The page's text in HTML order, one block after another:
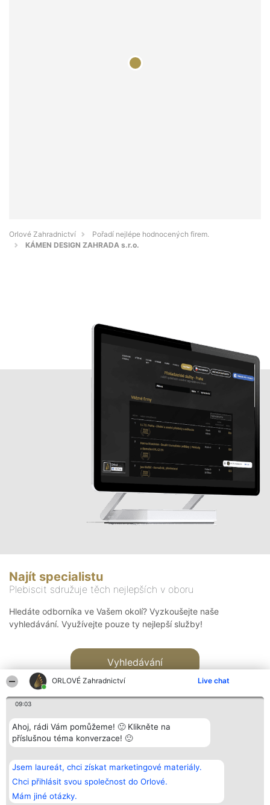
ORLOVÉ Zahradnictví Live chat
09:03
Ahoj, rádi Vám pomůžeme! 🙂 Klikněte na
příslušnou téma konverzace! 🙂
Jsem laureát, chci získat marketingové materiály.
Chci přihlásit svou společnost do Orlové.
Mám jiné otázky.
Orlové Zahradnictví
Pořadí nejlépe hodnocených firem.
KÁMEN DESIGN ZAHRADA s.r.o.
Najít specialistu
Plebiscit sdružuje těch nejlepších v oboru
Hledáte odborníka ve Vašem okolí? Vyzkoušejte naše
vyhledávání. Využívejte pouze ty nejlepší služby!
Vyhledávání
Bright Side Solutions sp. z o.
o. sp. k.
ul. Ruska 22
Wrocław 50-079
KRS 0000749100 | Regon
Vítězové
Seznam všech
laureátů
Zásady
Kontakt